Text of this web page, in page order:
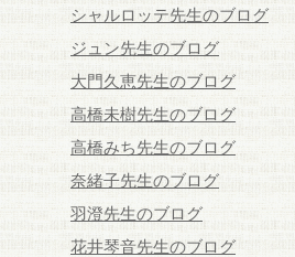
シャルロッテ先生のブログ
ジュン先生のブログ
大門久恵先生のブログ
高橋未樹先生のブログ
高橋みち先生のブログ
奈緒子先生のブログ
羽澄先生のブログ
花井琴音先生のブログ